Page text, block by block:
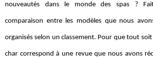
nouveautés dans le monde des spas ?
comparaison entre les modèles que nous
organisés selon un classement. Pour que tout soit
char correspond à une revue que nous avons